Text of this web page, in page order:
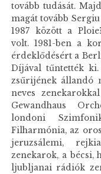
tovább tudását.
magát tovább
1987 között a
volt. 1981-ben a
érdeklődésért a
Díjával tűntették ki.
zsűrijének állandó
neves
Gewandhaus
londoni
Filharmónia, az
jeruzsálemi,
zenekarok, a bécsi,
ljubljanai rádiók